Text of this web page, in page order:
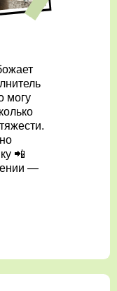
могу
📲
—